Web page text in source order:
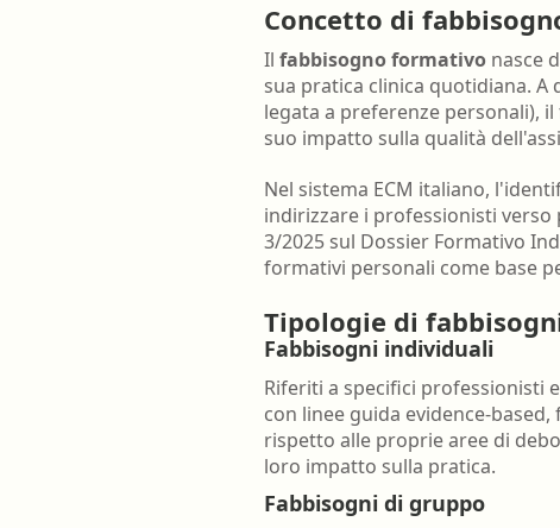
Farmacia ospedaliera
Farmacia territoriale
Fisioterapista
Igienista dentale
Concetto di
Il fabbisogno formativo nasce
sua pratica clinica quotidiana.
legata a preferenze personali),
suo impatto sulla qualità
Nel sistema ECM italiano,
indirizzare i professionisti verso
3/2025 sul Dossier Formativo
formativi personali come base
Tipologie di
Fabbisogni individuali
Riferiti a specifici professionisti
con linee guida evidence-
rispetto alle proprie aree di
loro impatto sulla pratica.
Fabbisogni di gruppo